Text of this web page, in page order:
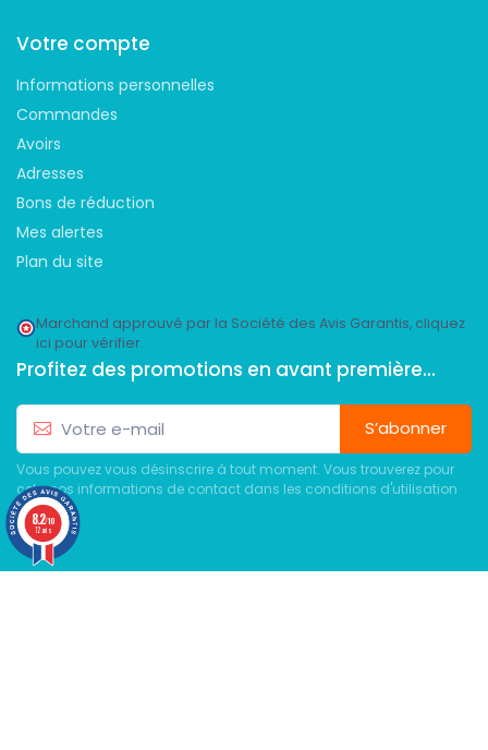
Votre compte
Informations personnelles
Commandes
Avoirs
Adresses
Bons de réduction
Mes alertes
Plan du site
Marchand approuvé par la Société des Avis Garantis, cliquez
ici pour vérifier.
Profitez des promotions en avant première...
S’abonner
Vous pouvez vous désinscrire à tout moment. Vous trouverez pour
cela nos informations de contact dans les conditions d'utilisation
du site.
8.2/10
12 avis